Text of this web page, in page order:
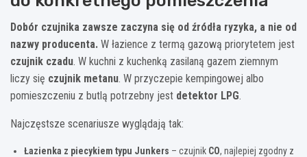
Dobór czujnika zawsze zaczyna się od źródła ryzyka, a nie od
nazwy producenta. W łazience z termą gazową priorytetem jest
czujnik czadu. W kuchni z kuchenką zasilaną gazem ziemnym
liczy się czujnik metanu. W przyczepie kempingowej albo
pomieszczeniu z butlą potrzebny jest detektor LPG.
Najczęstsze scenariusze wyglądają tak:
Łazienka z piecykiem typu Junkers – czujnik CO, najlepiej zgodny z